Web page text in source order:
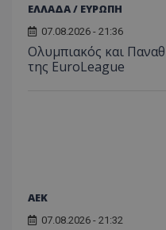
ΕΛΛΑΔΑ / ΕΥΡΩΠΗ
07.08.2026 - 21:36
Ολυμπιακός και
της EuroLeague
ΑEK
07.08.2026 - 21:32